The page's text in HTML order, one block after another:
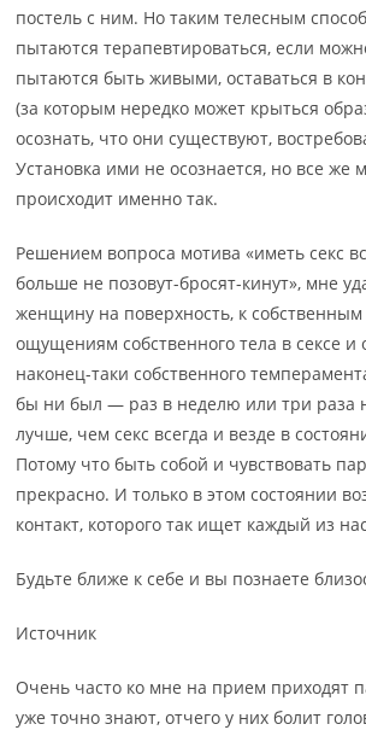
постель с ним. Но таким телесным
пытаются терапевтироваться, если
пытаются быть живыми, оставаться в
(за которым нередко может крыться
осознать, что они существуют,
Установка ими не осознается, но все же
происходит именно так.
Решением вопроса мотива «иметь секс
больше не позовут-бросят-кинут», мне
женщину на поверхность, к
ощущениям собственного тела в сексе и
наконец-таки собственного
бы ни был — раз в неделю или три раза
лучше, чем секс всегда и везде в
Потому что быть собой и чувствовать
прекрасно. И только в этом состоянии
контакт, которого так ищет каждый из
Будьте ближе к себе и вы познаете
Источник
Очень часто ко мне на прием приходят
уже точно знают, отчего у них болит